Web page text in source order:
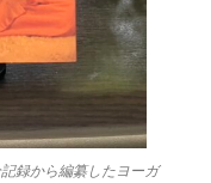
録から編纂したヨーガ